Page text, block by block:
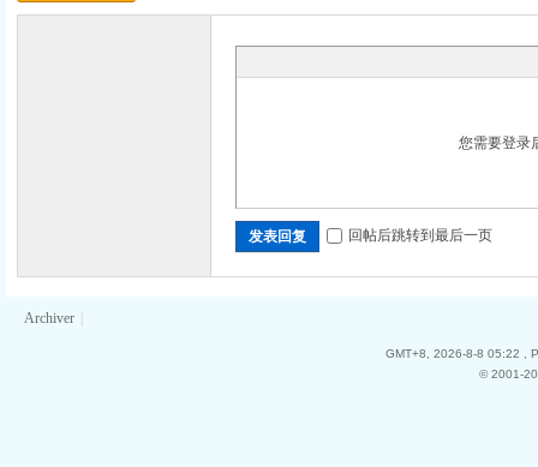
您需要登录
发表回复 回帖后跳转到最后一页
Archiver
GMT+8, 2026-8-8 05:22
,
© 2001-